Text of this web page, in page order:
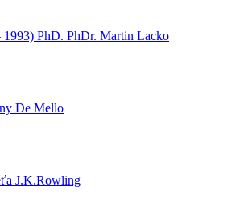
1993) PhD. PhDr. Martin Lacko
De Mello
J.K.Rowling